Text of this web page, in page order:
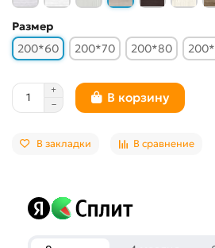
Размер
200*60
200*70 200*80
В корзину
В закладки В сравнение